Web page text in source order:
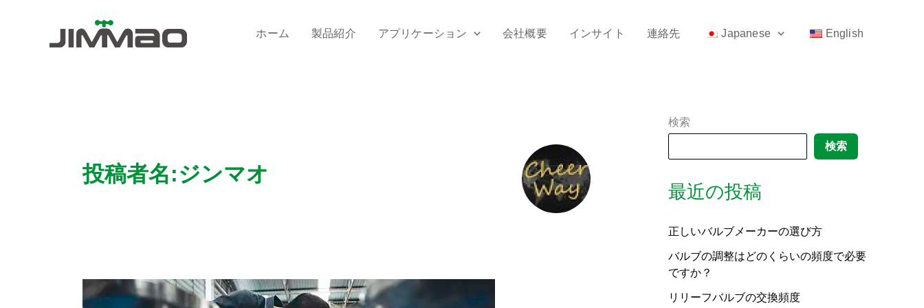
ホーム 製品紹介 アプリケーション 会社概要 インサイト 連絡先 Japanese English
投稿者名:ジンマオ
正
し
検索
検索
最近の投稿
正しいバルブメーカーの選び方
バルブの調整はどのくらいの頻度で必要
ですか？
リリーフバルブの交換頻度